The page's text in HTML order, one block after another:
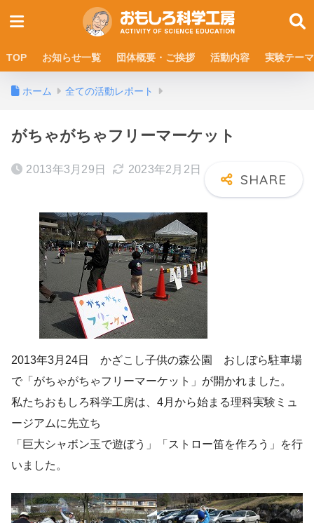
TOP お知らせ一覧 団体概要・ご挨拶 活動内容 実験テーマ
ホーム 全ての活動レポート
がちゃがちゃフリーマーケット
2013年3月29日 2023年2月2日
2013年3月24日 かざこし子供の森公園 おしぼら駐車場
で「がちゃがちゃフリーマーケット」が開かれました。
私たちおもしろ科学工房は、4月から始まる理科実験ミュ
ージアムに先立ち
「巨大シャボン玉で遊ぼう」「ストロー笛を作ろう」を行
いました。